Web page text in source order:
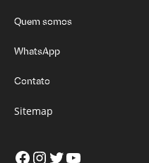
Quem somos
WhatsApp
Contato
Sitemap
Facebook
Instagram
Twitter
Youtube